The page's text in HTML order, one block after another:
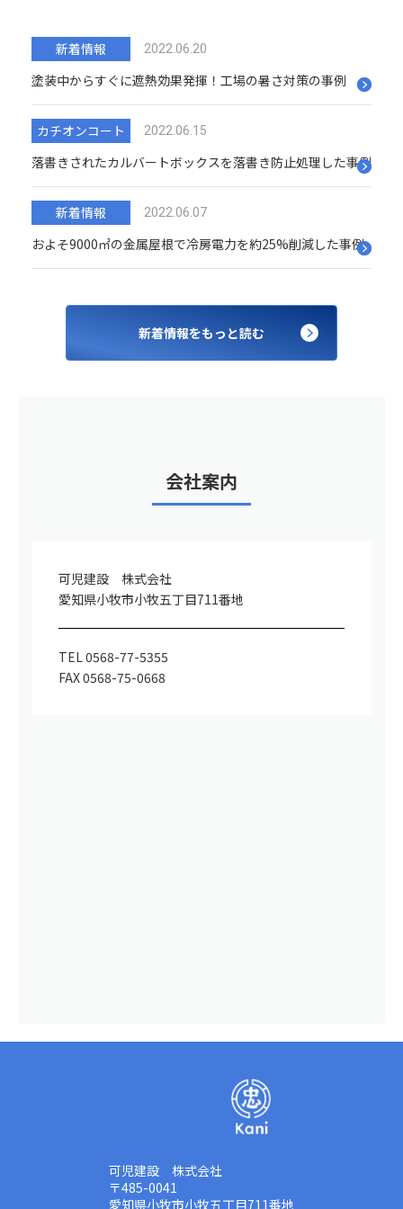
新着情報 2022.06.20
塗装中からすぐに遮熱効果発揮！工場の暑さ対策の事例
カチオンコート 2022.06.15
落書きされたカルバートボックスを落書き防止処理した事例
新着情報 2022.06.07
およそ9000㎡の金属屋根で冷房電力を約25%削減した事例
新着情報をもっと読む
会社案内
可児建設 株式会社
愛知県小牧市小牧五丁目711番地
TEL 0568-77-5355
FAX 0568-75-0668
可児建設 株式会社
〒485-0041
愛知県小牧市小牧五丁目711番地